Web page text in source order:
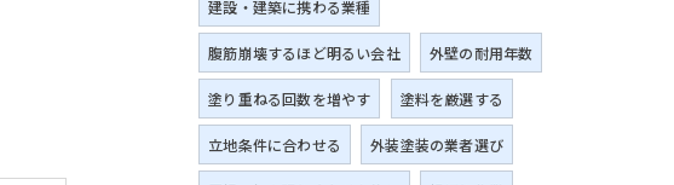
建設・建築に携わる業種
腹筋崩壊するほど明るい会社 外壁の耐用年数
塗り重ねる回数を増やす 塗料を厳選する
立地条件に合わせる 外装塗装の業者選び